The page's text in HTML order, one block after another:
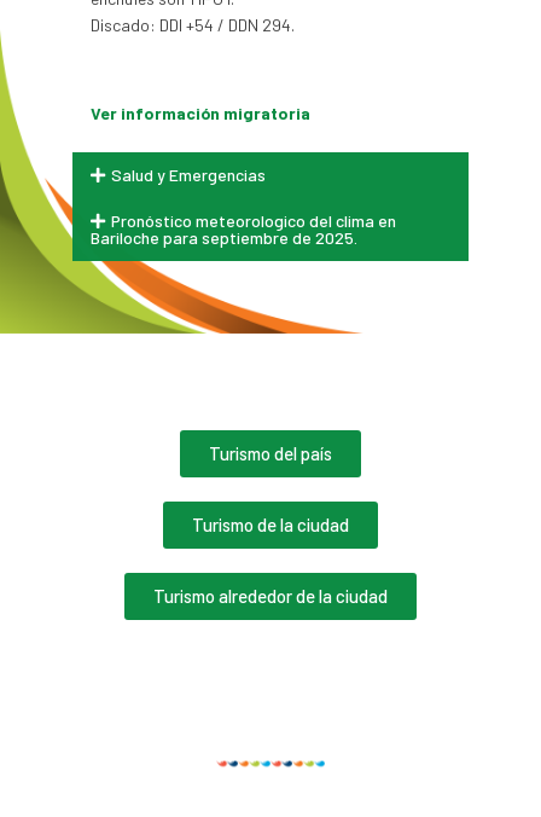
Discado: DDI +54 / DDN 294.
Ver información migratoria
Salud y Emergencias
Pronóstico meteorologico del clima en
Bariloche para septiembre de 2025.
Turismo del país
Turismo de la ciudad
Turismo alrededor de la ciudad